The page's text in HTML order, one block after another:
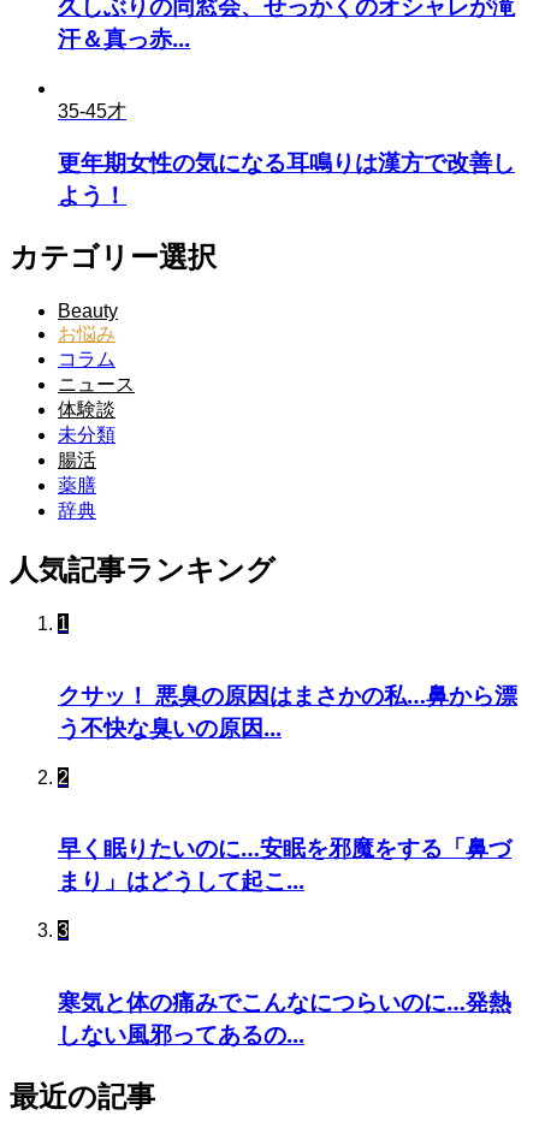
汗＆真っ赤...
35-45才
更年期女性の気になる耳鳴りは漢方で改善し
よう！
カテゴリー選択
Beauty
お悩み
コラム
ニュース
体験談
未分類
腸活
薬膳
辞典
人気記事ランキング
1
クサッ！ 悪臭の原因はまさかの私…鼻から漂
う不快な臭いの原因...
2
早く眠りたいのに…安眠を邪魔をする「鼻づ
まり」はどうして起こ...
3
寒気と体の痛みでこんなにつらいのに…発熱
しない風邪ってあるの...
最近の記事